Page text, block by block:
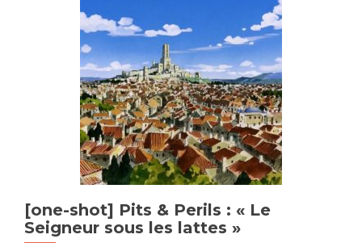
Smoldurée,
étape
2
[one-shot] Pits & Perils : « Le
Seigneur sous les lattes »